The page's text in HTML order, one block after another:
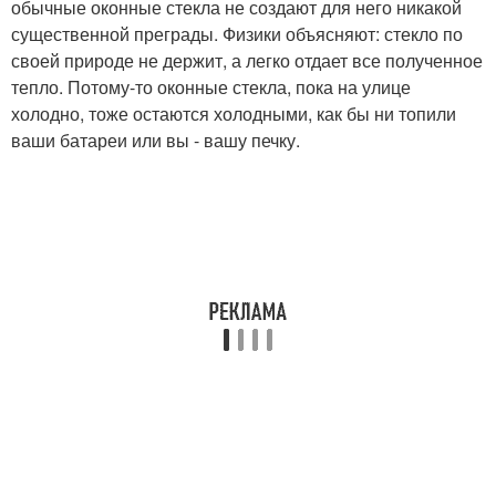
обычные оконные стекла не создают для него никакой
существенной преграды. Физики объясняют: стекло по
своей природе не держит, а легко отдает все полученное
тепло. Потому-то оконные стекла, пока на улице
холодно, тоже остаются холодными, как бы ни топили
ваши батареи или вы - вашу печку.